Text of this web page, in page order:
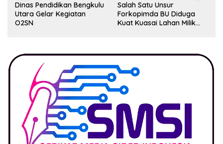
Dinas Pendidikan Bengkulu
Utara Gelar Kegiatan
O2SN
Salah Satu Unsur
Forkopimda BU Diduga
Kuat Kuasai Lahan Milik